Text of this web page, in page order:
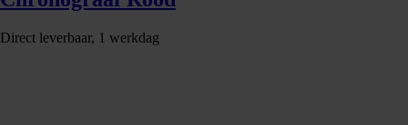
Direct leverbaar, 1 werkdag